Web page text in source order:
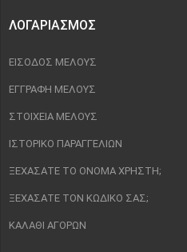
ΛΟΓΑΡΙΑΣΜΌΣ
ΕΊΣΟΔΟΣ ΜΈΛΟΥΣ
ΕΓΓΡΑΦΉ ΜΈΛΟΥΣ
ΣΤΟΙΧΕΊΑ ΜΈΛΟΥΣ
ΙΣΤΟΡΙΚΌ ΠΑΡΑΓΓΕΛΙΏΝ
ΞΕΧΆΣΑΤΕ ΤΟ ΌΝΟΜΑ ΧΡΉΣΤΗ;
ΞΕΧΆΣΑΤΕ ΤΟΝ ΚΩΔΙΚΌ ΣΑΣ;
ΚΑΛΆΘΙ ΑΓΟΡΏΝ